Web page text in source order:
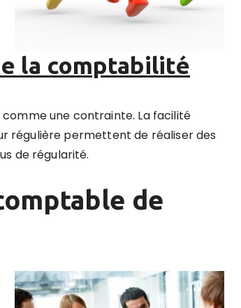
la comptabilité
une contrainte. La facilité
régulière permettent de réaliser des
de régularité.
de